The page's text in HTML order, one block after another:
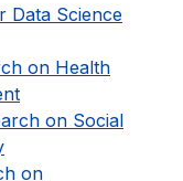
Data Science
on Health
on Social
on